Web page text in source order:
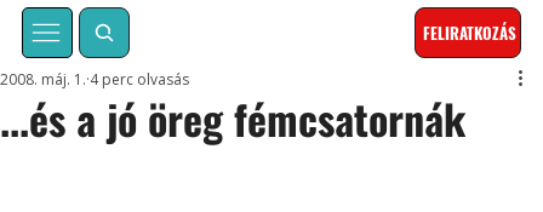
FELIRATKOZÁS
...és a jó öreg fémcsatornák
2008. máj. 1. 4 perc olvasás